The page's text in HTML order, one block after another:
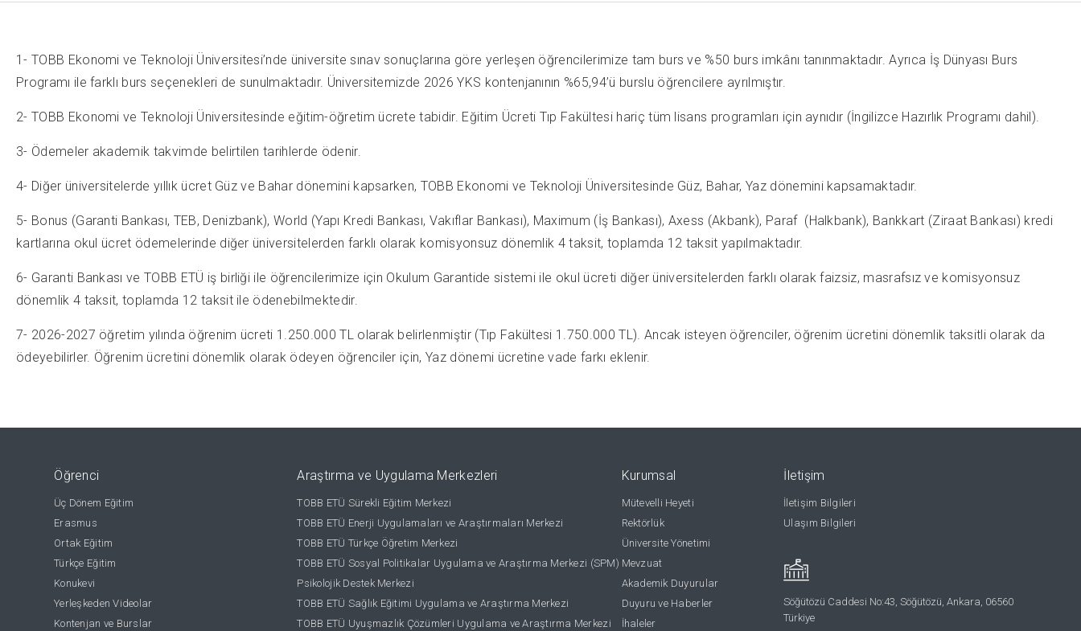
1- TOBB Ekonomi ve Teknoloji Üniversitesi’nde üniversite sınav sonuçlarına göre yerleşen öğrencilerimize tam burs ve %50 burs imkânı tanınmaktadır. Ayrıca İş Dünyası Burs
Programı ile farklı burs seçenekleri de sunulmaktadır. Üniversitemizde 2026 YKS kontenjanının %65,94’ü burslu öğrencilere ayrılmıştır.
2- TOBB Ekonomi ve Teknoloji Üniversitesinde eğitim-öğretim ücrete tabidir. Eğitim Ücreti Tıp Fakültesi hariç tüm lisans programları için aynıdır (İngilizce Hazırlık Programı dahil).
3- Ödemeler akademik takvimde belirtilen tarihlerde ödenir.
4- Diğer üniversitelerde yıllık ücret Güz ve Bahar dönemini kapsarken, TOBB Ekonomi ve Teknoloji Üniversitesinde Güz, Bahar, Yaz dönemini kapsamaktadır.
5- Bonus (Garanti Bankası, TEB, Denizbank), World (Yapı Kredi Bankası, Vakıflar Bankası), Maximum (İş Bankası), Axess (Akbank), Paraf (Halkbank), Bankkart (Ziraat Bankası) kredi
kartlarına okul ücret ödemelerinde diğer üniversitelerden farklı olarak komisyonsuz dönemlik 4 taksit, toplamda 12 taksit yapılmaktadır.
6- Garanti Bankası ve TOBB ETÜ iş birliği ile öğrencilerimize için Okulum Garantide sistemi ile okul ücreti diğer üniversitelerden farklı olarak faizsiz, masrafsız ve komisyonsuz
dönemlik 4 taksit, toplamda 12 taksit ile ödenebilmektedir.
7- 2026-2027 öğretim yılında öğrenim ücreti 1.250.000 TL olarak belirlenmiştir (Tıp Fakültesi 1.750.000 TL). Ancak isteyen öğrenciler, öğrenim ücretini dönemlik taksitli olarak da
ödeyebilirler. Öğrenim ücretini dönemlik olarak ödeyen öğrenciler için, Yaz dönemi ücretine vade farkı eklenir.
Öğrenci
Üç Dönem Eğitim
Erasmus
Ortak Eğitim
Türkçe Eğitim
Konukevi
Yerleşkeden Videolar
Kontenjan ve Burslar
Araştırma ve Uygulama Merkezleri
TOBB ETÜ Sürekli Eğitim Merkezi
TOBB ETÜ Enerji Uygulamaları ve Araştırmaları Merkezi
TOBB ETÜ Türkçe Öğretim Merkezi
TOBB ETÜ Sosyal Politikalar Uygulama ve Araştırma Merkezi (SPM)
Psikolojik Destek Merkezi
TOBB ETÜ Sağlık Eğitimi Uygulama ve Araştırma Merkezi
TOBB ETÜ Uyuşmazlık Çözümleri Uygulama ve Araştırma Merkezi
Kurumsal
Mütevelli Heyeti
Rektörlük
Üniversite Yönetimi
Mevzuat
Akademik Duyurular
Duyuru ve Haberler
İhaleler
İletişim
İletişim Bilgileri
Ulaşım Bilgileri
Söğütözü Caddesi No:43, Söğütözü, Ankara, 06560
Türkiye